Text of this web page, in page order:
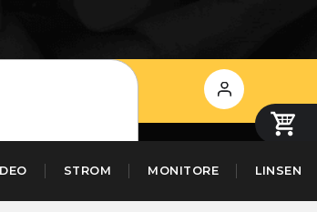
Login
STROM MONITORE LINSEN